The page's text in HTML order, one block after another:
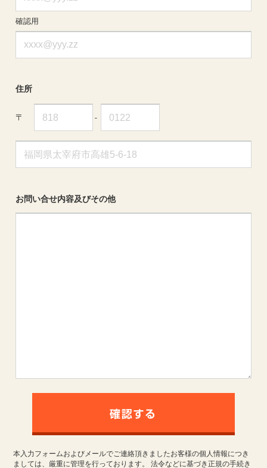
確認用
住所
〒 -
お問い合せ内容及びその他
本入力フォームおよびメールでご連絡頂きましたお客様の個人情報につき
ましては、厳重に管理を行っております。 法令などに基づき正規の手続き